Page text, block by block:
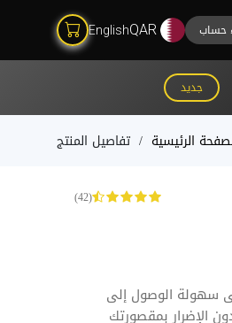
حساب QAR
English
جديد
الرئيسية تفاصيل المنتج
(42)
سهولة الوصول إلى
الإضرار بمقصورتك